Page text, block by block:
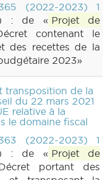
(2022-2023) 1
: de « Projet de
contenant le
des recettes de la
2023»
transposition de la
du 22 mars 2021
relative à la
le domaine fiscal
(2022-2023) 1
: de « Projet de
portant des